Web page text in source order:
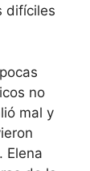
difíciles
no
mal y
Elena